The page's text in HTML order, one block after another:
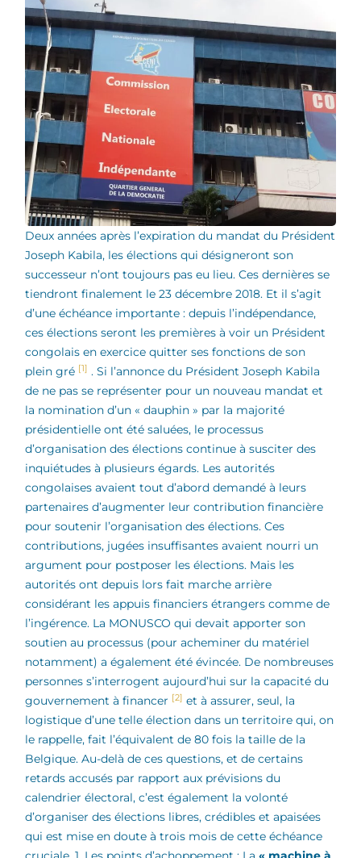
Deux années après l’expiration du mandat du Président
Joseph Kabila, les élections qui désigneront son
successeur n’ont toujours pas eu lieu. Ces dernières se
tiendront finalement le 23 décembre 2018. Et il s’agit
d’une échéance importante : depuis l’indépendance,
ces élections seront les premières à voir un Président
congolais en exercice quitter ses fonctions de son
plein gré [1] . Si l’annonce du Président Joseph Kabila
de ne pas se représenter pour un nouveau mandat et
la nomination d’un « dauphin » par la majorité
présidentielle ont été saluées, le processus
d’organisation des élections continue à susciter des
inquiétudes à plusieurs égards. Les autorités
congolaises avaient tout d’abord demandé à leurs
partenaires d’augmenter leur contribution financière
pour soutenir l’organisation des élections. Ces
contributions, jugées insuffisantes avaient nourri un
argument pour postposer les élections. Mais les
autorités ont depuis lors fait marche arrière
considérant les appuis financiers étrangers comme de
l’ingérence. La MONUSCO qui devait apporter son
soutien au processus (pour acheminer du matériel
notamment) a également été évincée. De nombreuses
personnes s’interrogent aujourd’hui sur la capacité du
gouvernement à financer [2] et à assurer, seul, la
logistique d’une telle élection dans un territoire qui, on
le rappelle, fait l’équivalent de 80 fois la taille de la
Belgique. Au-delà de ces questions, et de certains
retards accusés par rapport aux prévisions du
calendrier électoral, c’est également la volonté
d’organiser des élections libres, crédibles et apaisées
qui est mise en doute à trois mois de cette échéance